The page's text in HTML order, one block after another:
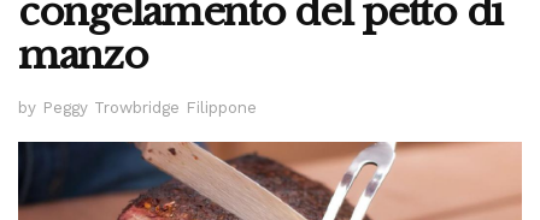
congelamento del petto di
manzo
by Peggy Trowbridge Filippone